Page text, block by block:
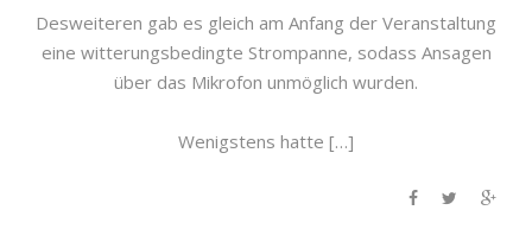
Desweiteren gab es gleich am Anfang der Veranstaltung
eine witterungsbedingte Strompanne, sodass Ansagen
über das Mikrofon unmöglich wurden.
Wenigstens hatte […]